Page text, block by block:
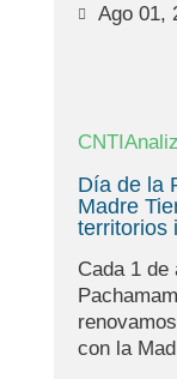
Ago 01,
Día de la
Madre
territorios
Cada 1 de
con la